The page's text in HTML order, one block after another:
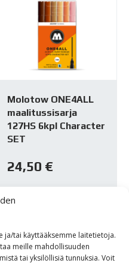
ja/tai käyttääksemme laitetietoja.
meille mahdollisuuden
tai yksilöllisiä tunnuksia. Voit
Molotow ONE4ALL
maalitussisarja
127HS 6kpl Character
SET
24,50 €